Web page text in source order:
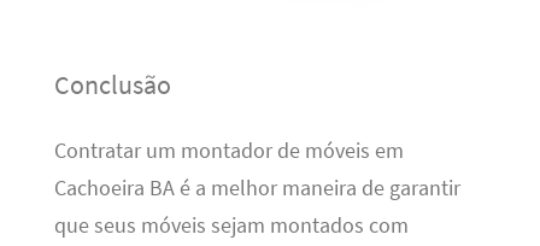
Conclusão
Contratar um montador de móveis em
Cachoeira BA é a melhor maneira de garantir
que seus móveis sejam montados com